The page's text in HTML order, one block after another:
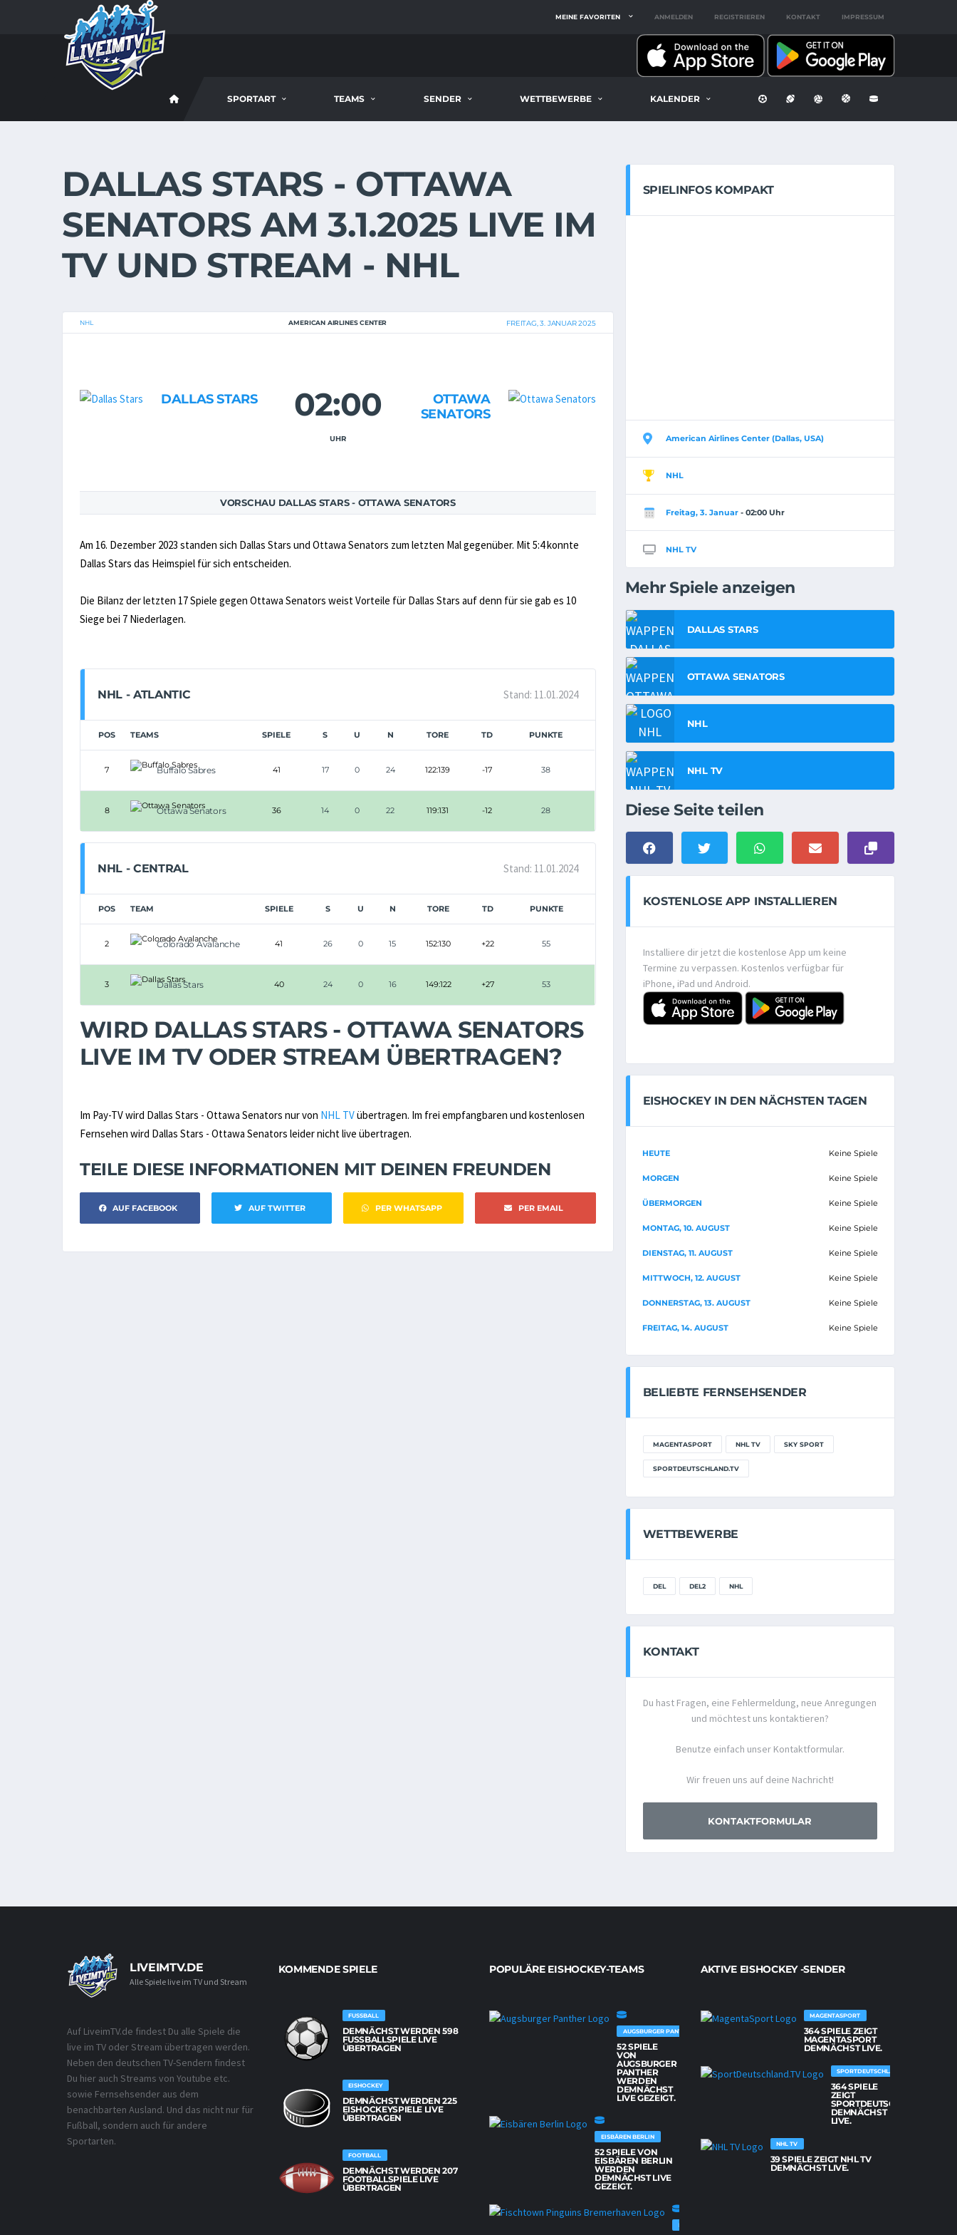
MEINE FAVORITEN ANMELDEN REGISTRIEREN KONTAKT IMPRESSUM
SPORTART TEAMS SENDER WETTBEWERBE KALENDER
DALLAS STARS - OTTAWA
SENATORS AM 3.1.2025 LIVE IM
TV UND STREAM - NHL
NHL AMERICAN AIRLINES CENTER FREITAG, 3. JANUAR 2025
DALLAS STARS 02:00
UHR
OTTAWA
SENATORS
VORSCHAU DALLAS STARS - OTTAWA SENATORS
Am 16. Dezember 2023 standen sich Dallas Stars und Ottawa Senators zum letzten Mal gegenüber. Mit 5:4 konnte
Dallas Stars das Heimspiel für sich entscheiden.
Die Bilanz der letzten 17 Spiele gegen Ottawa Senators weist Vorteile für Dallas Stars auf denn für sie gab es 10
Siege bei 7 Niederlagen.
NHL - ATLANTIC Stand: 11.01.2024
POS TEAMS SPIELE S U N TORE TD PUNKTE
7 Buffalo Sabres 41 17 0 24 122:139 -17 38
8 Ottawa Senators 36 14 0 22 119:131 -12 28
NHL - CENTRAL Stand: 11.01.2024
POS TEAM SPIELE S U N TORE TD PUNKTE
2 Colorado Avalanche 41 26 0 15 152:130 +22 55
3 Dallas Stars 40 24 0 16 149:122 +27 53
WIRD DALLAS STARS - OTTAWA SENATORS
LIVE IM TV ODER STREAM ÜBERTRAGEN?
Im Pay-TV wird Dallas Stars - Ottawa Senators nur von NHL TVübertragen. Im frei empfangbaren und kostenlosen
Fernsehen wird Dallas Stars - Ottawa Senators leider nicht live übertragen.
TEILE DIESE INFORMATIONEN MIT DEINEN FREUNDEN
AUF FACEBOOK AUF TWITTER PER WHATSAPP PER EMAIL
SPIELINFOS KOMPAKT
American Airlines Center (Dallas, USA)
NHL
Freitag, 3. Januar- 02:00 Uhr
NHL TV
Mehr Spiele anzeigen
DALLAS STARS
OTTAWA SENATORS
NHL
NHL TV
Diese Seite teilen
KOSTENLOSE APP INSTALLIEREN
Installiere dir jetzt die kostenlose App um keine
Termine zu verpassen. Kostenlos verfügbar für
iPhone, iPad und Android.
EISHOCKEY IN DEN NÄCHSTEN TAGEN
HEUTE Keine Spiele
MORGEN Keine Spiele
ÜBERMORGEN Keine Spiele
MONTAG, 10. AUGUST Keine Spiele
DIENSTAG, 11. AUGUST Keine Spiele
MITTWOCH, 12. AUGUST Keine Spiele
DONNERSTAG, 13. AUGUST Keine Spiele
FREITAG, 14. AUGUST Keine Spiele
BELIEBTE FERNSEHSENDER
MAGENTASPORT NHL TV SKY SPORT
SPORTDEUTSCHLAND.TV
WETTBEWERBE
DEL DEL2 NHL
KONTAKT
Du hast Fragen, eine Fehlermeldung, neue Anregungen
und möchtest uns kontaktieren?
Benutze einfach unser Kontaktformular.
Wir freuen uns auf deine Nachricht!
KONTAKTFORMULAR
LIVEIMTV.DE
Alle Spiele live im TV und Stream
Auf LiveimTV.de findest Du alle Spiele die
live im TV oder Stream übertragen werden.
Neben den deutschen TV-Sendern findest
Du hier auch Streams von Youtube etc.
sowie Fernsehsender aus dem
benachbarten Ausland. Und das nicht nur für
Fußball, sondern auch für andere
Sportarten.
KOMMENDE SPIELE
FUSSBALL
DEMNÄCHST WERDEN 598
FUSSBALLSPIELE LIVE Ü
BERTRAGEN
EISHOCKEY
DEMNÄCHST WERDEN 225
EISHOCKEYSPIELE LIVE
ÜBERTRAGEN
FOOTBALL
DEMNÄCHST WERDEN 207
FOOTBALLSPIELE LIVE
ÜBERTRAGEN
POPULÄRE EISHOCKEY-TEAMS
AUGSBURGER PANTHER
52 SPIELE
VON
AUGSBURGER
PANTHER
WERDEN
DEMNÄCHST
LIVE GEZEIGT.
EISBÄREN BERLIN
52 SPIELE VON
EISBÄREN BERLIN
WERDEN
DEMNÄCHST LIVE
GEZEIGT.
FISCHTOWN PINGUINS BREMERHAVEN
AKTIVE EISHOCKEY -SENDER
MAGENTASPORT
364 SPIELE ZEIGT
MAGENTASPORT
DEMNÄCHST LIVE.
SPORTDEUTSCHLAND.TV
364 SPIELE
ZEIGT
SPORTDEUTSCHLAND.TV
DEMNÄCHST
LIVE.
NHL TV
39 SPIELE ZEIGT NHL TV
DEMNÄCHST LIVE.